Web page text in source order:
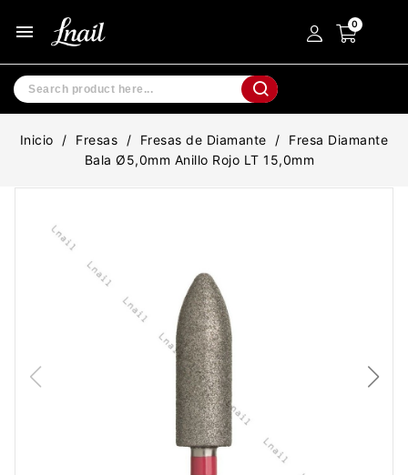
menu
Inicio Fresas Fresas de Diamante
Fresa Diamante
Bala Ø5,0mm Anillo Rojo LT 15,0mm